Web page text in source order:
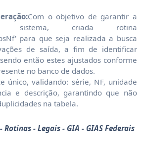
Com o objetivo de garantir a
sistema, criada rotina
para que seja realizada a busca
de saída, a fim de identificar
então estes ajustados conforme
no banco de dados.
único, validando: série, NF, unidade
e descrição, garantindo que não
na tabela.
Rotinas - Legais - GIA - GIAS Federais